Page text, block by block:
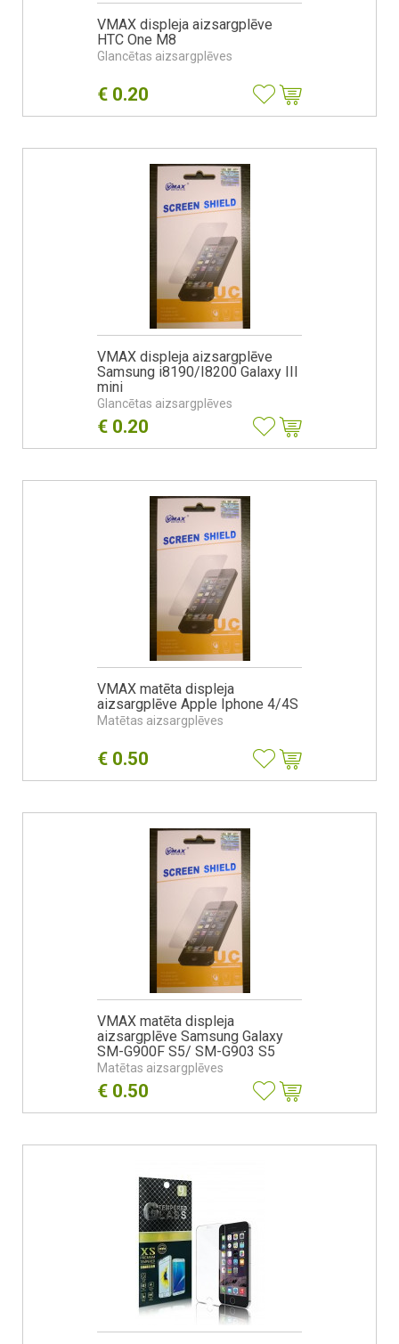
VMAX displeja aizsargplēve
HTC One M8
Glancētas aizsargplēves
€ 0.20
VMAX displeja aizsargplēve
Samsung i8190/I8200 Galaxy III
mini
Glancētas aizsargplēves
€ 0.20
VMAX matēta displeja
aizsargplēve Apple Iphone 4/4S
Matētas aizsargplēves
€ 0.50
VMAX matēta displeja
aizsargplēve Samsung Galaxy
SM-G900F S5/ SM-G903 S5
Neo
Matētas aizsargplēves
€ 0.50